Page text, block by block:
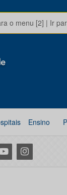
o menu [2] | Ir
Ensino
Instagram